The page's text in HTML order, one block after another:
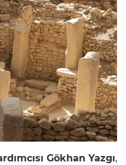
Gökhan Yazgı,